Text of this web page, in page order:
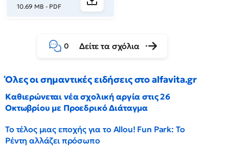
10.69 MB - PDF
0 Δείτε τα σχόλια
Όλες οι σημαντικές ειδήσεις στο alfavita.gr
Καθιερώνεται νέα σχολική αργία στις 26
Οκτωβρίου με Προεδρικό Διάταγμα
Το τέλος μιας εποχής για το Allou! Fun Park: Το
Ρέντη αλλάζει πρόσωπο